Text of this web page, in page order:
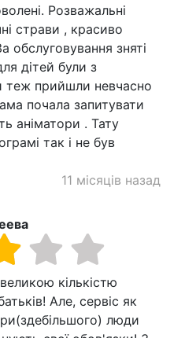
Розважальні
страви , красиво
зняті
дітей були з
теж прийшли невчасно
почала запитувати
аніматори . Тату
так і не був
11 місяців назад
кількістю
Але, сервіс як
люди